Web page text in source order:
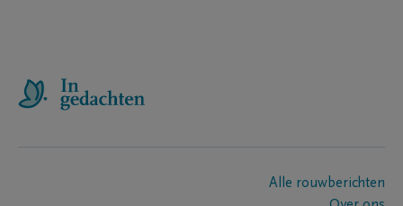
Alle rouwberichten